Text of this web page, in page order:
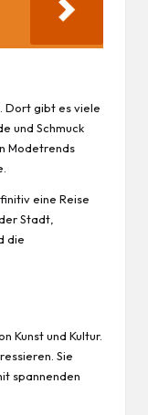
Dort gibt es viele
und Schmuck
Modetrends
eine Reise
Stadt,
die
Kunst und Kultur.
Sie
spannenden